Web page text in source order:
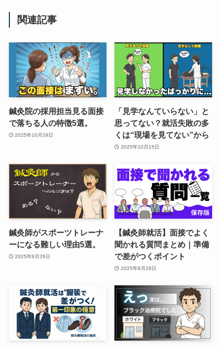
関連記事
鍼灸院の採用担当見る面接
で落ちる人の特徴5選。
2025年10月29日
「見学なんていらない」と
思ってない？就活失敗の多
くは“現場を見てない”から
2025年10月15日
鍼灸師がスポーツトレーナ
ーになる難しい理由5選。
2025年9月26日
【鍼灸師就活】面接でよく
聞かれる質問まとめ｜準備
で差がつくポイント
2025年8月29日